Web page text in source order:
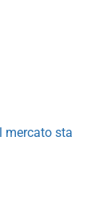
mercato sta